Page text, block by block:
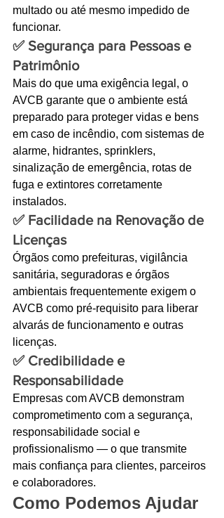
multado ou até mesmo impedido de
funcionar.
✅ Segurança para Pessoas e
Patrimônio
Mais do que uma exigência legal, o
AVCB garante que o ambiente está
preparado para proteger vidas e bens
em caso de incêndio, com sistemas de
alarme, hidrantes, sprinklers,
sinalização de emergência, rotas de
fuga e extintores corretamente
instalados.
✅ Facilidade na Renovação de
Licenças
Órgãos como prefeituras, vigilância
sanitária, seguradoras e órgãos
ambientais frequentemente exigem o
AVCB como pré-requisito para liberar
alvarás de funcionamento e outras
licenças.
✅ Credibilidade e
Responsabilidade
Empresas com AVCB demonstram
comprometimento com a segurança,
responsabilidade social e
profissionalismo — o que transmite
mais confiança para clientes, parceiros
e colaboradores.
Como Podemos Ajudar